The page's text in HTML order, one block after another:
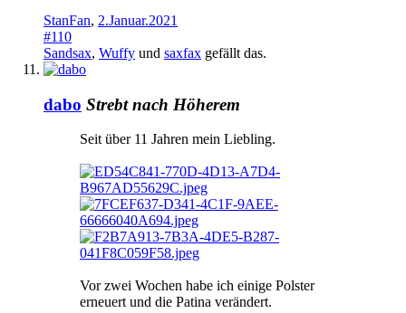
StanFan, 2.Januar.2021
#110
Sandsax, Wuffy und saxfax gefällt das.
dabo Strebt nach Höherem
Seit über 11 Jahren mein Liebling.
Vor zwei Wochen habe ich einige Polster
erneuert und die Patina verändert.